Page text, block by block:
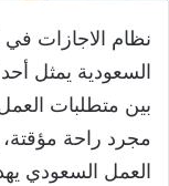
نظام الاجازات
السعودية يمثل
بين متطلبات
مجرد راحة
العمل السعودي